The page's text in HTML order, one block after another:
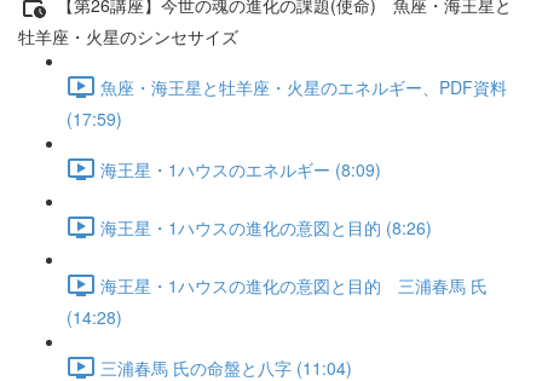
牡羊座・火星のシンセサイズ
魚座・海王星と牡羊座・火星のエネルギー、PDF資料
(17:59)
海王星・1ハウスのエネルギー (8:09)
海王星・1ハウスの進化の意図と目的 (8:26)
海王星・1ハウスの進化の意図と目的 三浦春馬 氏
(14:28)
三浦春馬 氏の命盤と八字 (11:04)